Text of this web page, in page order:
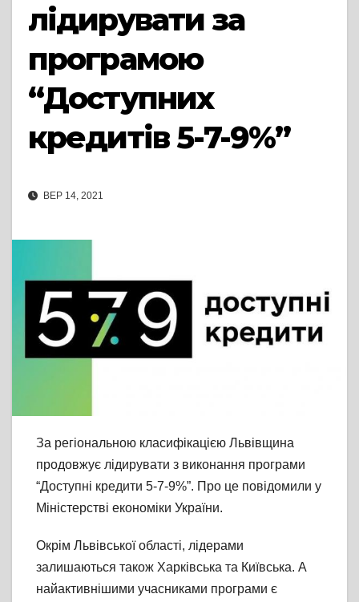
лідирувати за
програмою
“Доступних
кредитів 5-7-9%”
ВЕР 14, 2021
За регіональною класифікацією Львівщина
продовжує лідирувати з виконання програми
“Доступні кредити 5-7-9%”. Про це повідомили у
Міністерстві економіки України.
Окрім Львівської області, лідерами
залишаються також Харківська та Київська. А
найактивнішими учасниками програми є